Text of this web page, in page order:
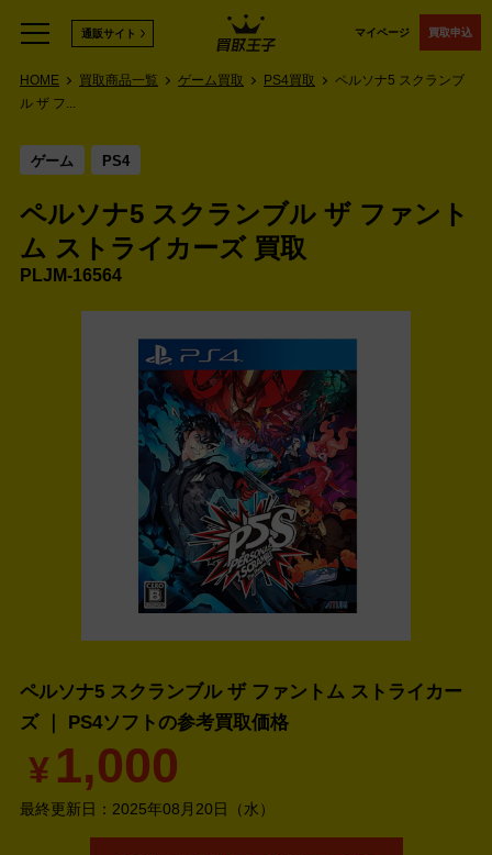
マイページ 買取申込
通販サイト
HOME 買取商品一覧 ゲーム買取 PS4買取
ペルソナ5 スクランブ
ル ザ フ...
ゲーム PS4
ペルソナ5 スクランブル ザ ファント
ム ストライカーズ 買取
PLJM-16564
ペルソナ5 スクランブル ザ ファントム ストライカー
ズ ｜ PS4ソフトの参考買取価格
¥ 1,000
最終更新日： 2025年08月20日（水）